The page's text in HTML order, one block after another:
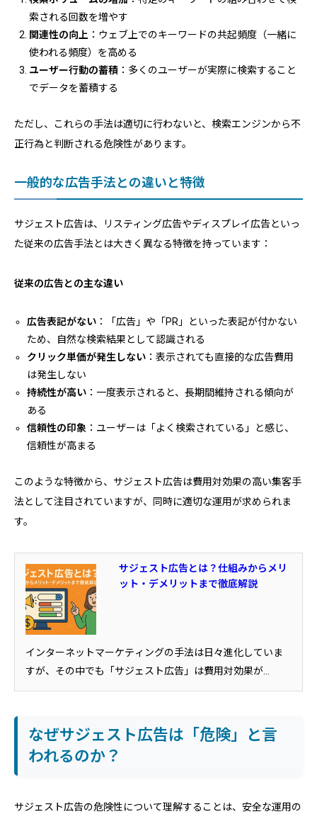
索される回数を増やす
関連性の向上 ：ウェブ上でのキーワードの共起頻度（一緒に
使われる頻度）を高める
ユーザー行動の蓄積 ：多くのユーザーが実際に検索すること
でデータを蓄積する
ただし、これらの手法は適切に行わないと、検索エンジンから不
正行為と判断される危険性があります。
一般的な広告手法との違いと特徴
サジェスト広告は、リスティング広告やディスプレイ広告といっ
た従来の広告手法とは大きく異なる特徴を持っています：
従来の広告との主な違い
広告表記がない ：「広告」や「PR」といった表記が付かない
ため、自然な検索結果として認識される
クリック単価が発生しない ：表示されても直接的な広告費用
は発生しない
持続性が高い ：一度表示されると、長期間維持される傾向が
ある
信頼性の印象 ：ユーザーは「よく検索されている」と感じ、
信頼性が高まる
このような特徴から、サジェスト広告は費用対効果の高い集客手
法として注目されていますが、同時に適切な運用が求められま
す。
サジェスト広告とは？仕組みからメリ
ット・デメリットまで徹底解説
インターネットマーケティングの手法は日々進化していま
すが、その中でも「サジェスト広告」は費用対効果が...
なぜサジェスト広告は「危険」と言
われるのか？
サジェスト広告の危険性について理解することは、安全な運用の